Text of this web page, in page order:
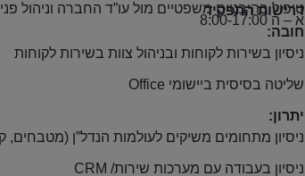
טיפול בהיבטים משפטיים מול עו”ד החברה וניהול
א – ה 8:00-17:00
דרישות התפקיד
חובה:
ניסיון בשירות לקוחות ובניהול צוות בשירות לקוחות
שליטה בסיסית ביישומי
יתרון:
ניסיון מתחומים משיקים לעולמות הנדל”ן
ניסיון בעבודה עם מערכות שירות/